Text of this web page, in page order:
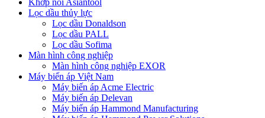
Lọc dầu thủy lực
Lọc dầu Donaldson
Lọc dầu PALL
Lọc dầu Sofima
Màn hình công nghiệp
Màn hình công nghiệp EXOR
Máy biến áp Việt Nam
Máy biến áp Acme Electric
Máy biến áp Delevan
Máy biến áp Hammond Manufacturing